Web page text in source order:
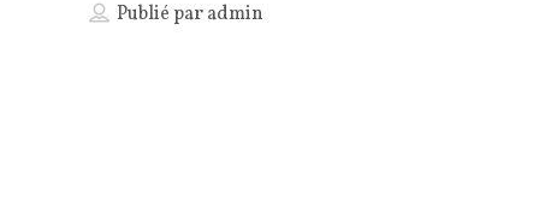
Publié paradmin